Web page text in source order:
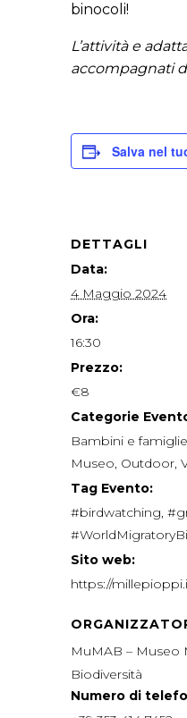
binocoli!
L’attività e
accompagnati
Salva nel
DETTAGLI
Data:
4 Maggio 2024
Ora:
16:30
Prezzo:
€8
Categorie
Bambini e famiglie
Museo, Outdoor,
Tag Evento:
#birdwatching,
Sito web:
https://
MuMAB – Museo
Biodiversità
Numero di